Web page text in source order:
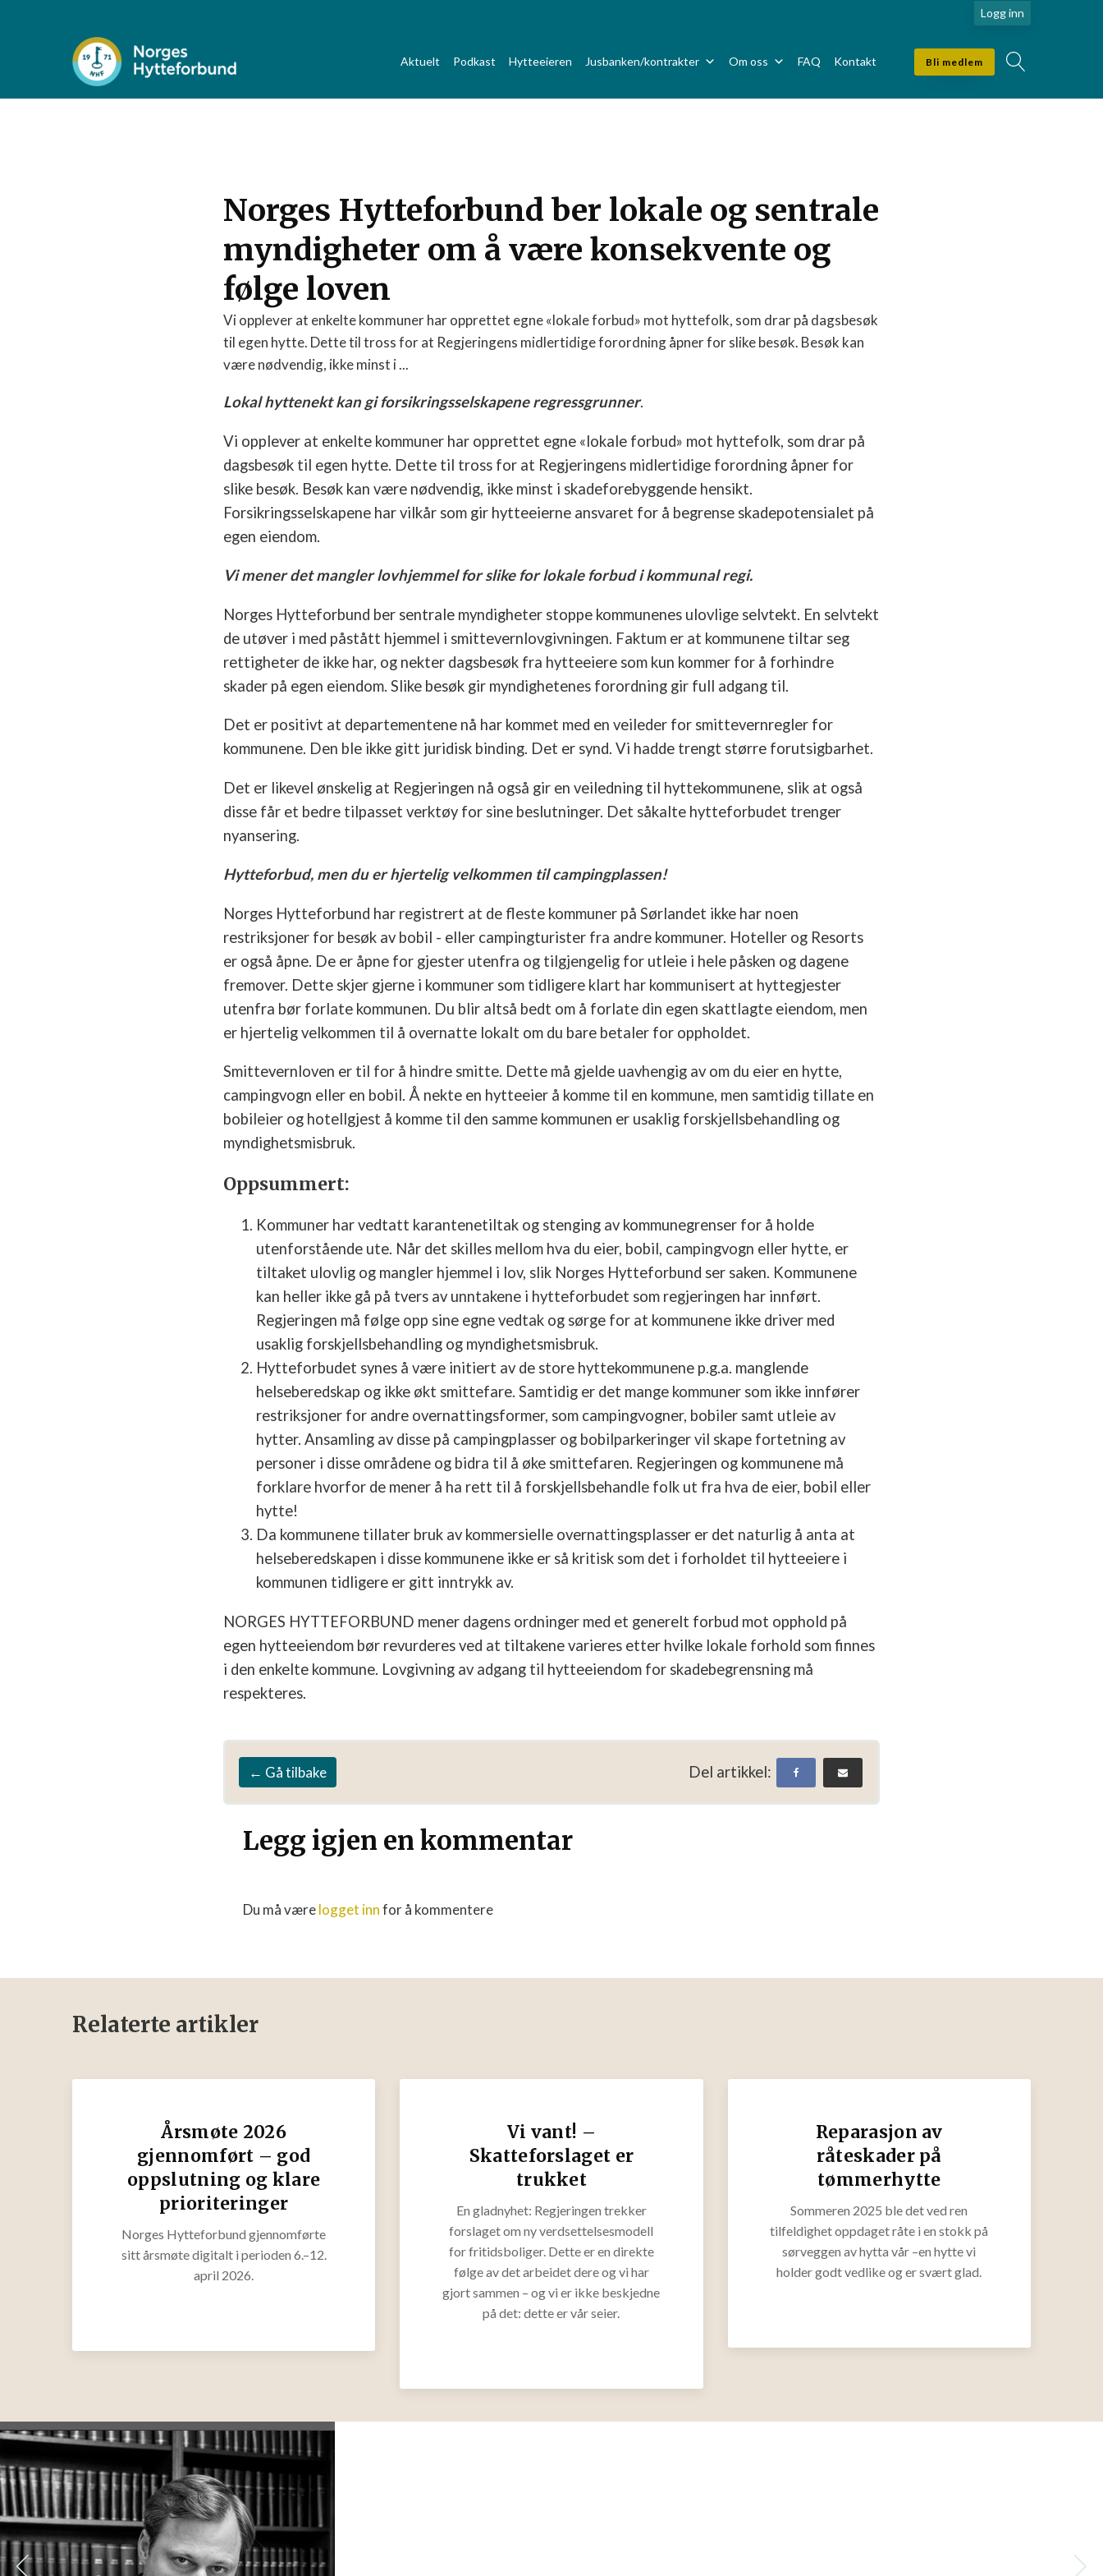
Logg inn
Aktuelt Podkast Hytteeieren Jusbanken/kontrakter Om oss FAQ Kontakt Bli medlem
Norges Hytteforbund ber lokale og sentrale
myndigheter om å være konsekvente og
følge loven
Vi opplever at enkelte kommuner har opprettet egne «lokale forbud» mot hyttefolk, som drar på dagsbesøk
til egen hytte. Dette til tross for at Regjeringens midlertidige forordning åpner for slike besøk. Besøk kan
være nødvendig, ikke minst i ...
Lokal hyttenekt kan gi forsikringsselskapene regressgrunner.
Vi opplever at enkelte kommuner har opprettet egne «lokale forbud» mot hyttefolk, som drar på
dagsbesøk til egen hytte. Dette til tross for at Regjeringens midlertidige forordning åpner for
slike besøk. Besøk kan være nødvendig, ikke minst i skadeforebyggende hensikt.
Forsikringsselskapene har vilkår som gir hytteeierne ansvaret for å begrense skadepotensialet på
egen eiendom.
Vi mener det mangler lovhjemmel for slike for lokale forbud i kommunal regi.
Norges Hytteforbund ber sentrale myndigheter stoppe kommunenes ulovlige selvtekt. En selvtekt
de utøver i med påstått hjemmel i smittevernlovgivningen. Faktum er at kommunene tiltar seg
rettigheter de ikke har, og nekter dagsbesøk fra hytteeiere som kun kommer for å forhindre
skader på egen eiendom. Slike besøk gir myndighetenes forordning gir full adgang til.
Det er positivt at departementene nå har kommet med en veileder for smittevernregler for
kommunene. Den ble ikke gitt juridisk binding. Det er synd. Vi hadde trengt større forutsigbarhet.
Det er likevel ønskelig at Regjeringen nå også gir en veiledning til hyttekommunene, slik at også
disse får et bedre tilpasset verktøy for sine beslutninger. Det såkalte hytteforbudet trenger
nyansering.
Hytteforbud, men du er hjertelig velkommen til campingplassen!
Norges Hytteforbund har registrert at de fleste kommuner på Sørlandet ikke har noen
restriksjoner for besøk av bobil - eller campingturister fra andre kommuner. Hoteller og Resorts
er også åpne. De er åpne for gjester utenfra og tilgjengelig for utleie i hele påsken og dagene
fremover. Dette skjer gjerne i kommuner som tidligere klart har kommunisert at hyttegjester
utenfra bør forlate kommunen. Du blir altså bedt om å forlate din egen skattlagte eiendom, men
er hjertelig velkommen til å overnatte lokalt om du bare betaler for oppholdet.
Smittevernloven er til for å hindre smitte. Dette må gjelde uavhengig av om du eier en hytte,
campingvogn eller en bobil. Å nekte en hytteeier å komme til en kommune, men samtidig tillate en
bobileier og hotellgjest å komme til den samme kommunen er usaklig forskjellsbehandling og
myndighetsmisbruk.
Oppsummert:
Kommuner har vedtatt karantenetiltak og stenging av kommunegrenser for å holde
utenforstående ute. Når det skilles mellom hva du eier, bobil, campingvogn eller hytte, er
tiltaket ulovlig og mangler hjemmel i lov, slik Norges Hytteforbund ser saken. Kommunene
kan heller ikke gå på tvers av unntakene i hytteforbudet som regjeringen har innført.
Regjeringen må følge opp sine egne vedtak og sørge for at kommunene ikke driver med
usaklig forskjellsbehandling og myndighetsmisbruk.
Hytteforbudet synes å være initiert av de store hyttekommunene p.g.a. manglende
helseberedskap og ikke økt smittefare. Samtidig er det mange kommuner som ikke innfører
restriksjoner for andre overnattingsformer, som campingvogner, bobiler samt utleie av
hytter. Ansamling av disse på campingplasser og bobilparkeringer vil skape fortetning av
personer i disse områdene og bidra til å øke smittefaren. Regjeringen og kommunene må
forklare hvorfor de mener å ha rett til å forskjellsbehandle folk ut fra hva de eier, bobil eller
hytte!
Da kommunene tillater bruk av kommersielle overnattingsplasser er det naturlig å anta at
helseberedskapen i disse kommunene ikke er så kritisk som det i forholdet til hytteeiere i
kommunen tidligere er gitt inntrykk av.
NORGES HYTTEFORBUND mener dagens ordninger med et generelt forbud mot opphold på
egen hytteeiendom bør revurderes ved at tiltakene varieres etter hvilke lokale forhold som finnes
i den enkelte kommune. Lovgivning av adgang til hytteeiendom for skadebegrensning må
respekteres.
← Gå tilbake Del artikkel:
Legg igjen en kommentar
Du må værelogget innfor å kommentere
Relaterte artikler
Årsmøte 2026
gjennomført – god
oppslutning og klare
prioriteringer
Norges Hytteforbund gjennomførte
sitt årsmøte digitalt i perioden 6.–12.
april 2026.
Vi vant! –
Skatteforslaget er
trukket
En gladnyhet: Regjeringen trekker
forslaget om ny verdsettelsesmodell
for fritidsboliger. Dette er en direkte
følge av det arbeidet dere og vi har
gjort sammen – og vi er ikke beskjedne
på det: dette er vår seier.
Reparasjon av
råteskader på
tømmerhytte
Sommeren 2025 ble det ved ren
tilfeldighet oppdaget råte i en stokk på
sørveggen av hytta vår –en hytte vi
holder godt vedlike og er svært glad.